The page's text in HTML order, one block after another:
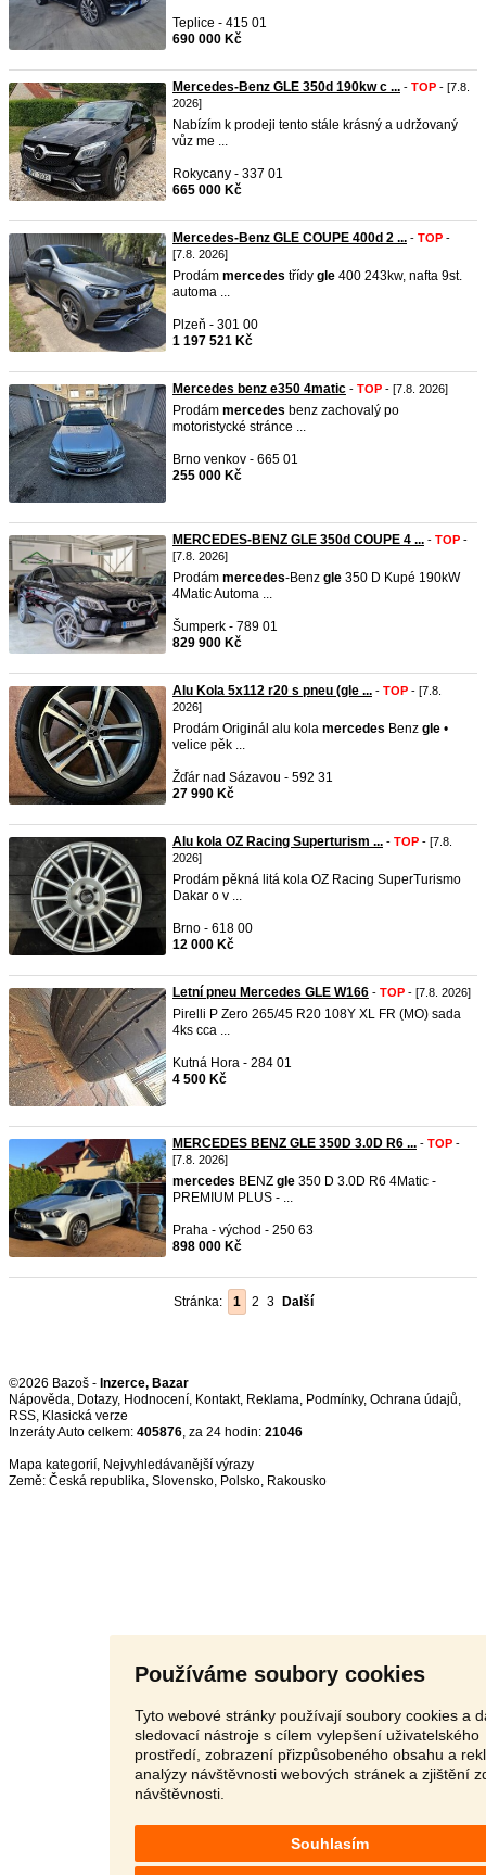
Používáme soubory cookies
Tyto webové stránky používají soubory cookies a
sledovací nástroje s cílem vylepšení uživatelského
prostředí, zobrazení přizpůsobeného obsahu a
analýzy návštěvnosti webových stránek a zjištění
návštěvnosti.
Souhlasím
Teplice - 415 01
690 000 Kč
Mercedes-Benz GLE 350d 190kw c ... - TOP - [7.8.
2026]
Nabízím k prodeji tento stále krásný a udržovaný
vůz me ...
Rokycany - 337 01
665 000 Kč
Mercedes-Benz GLE COUPE 400d 2 ... - TOP -
[7.8. 2026]
Prodám mercedes třídy gle 400 243kw, nafta 9st.
automa ...
Plzeň - 301 00
1 197 521 Kč
Mercedes benz e350 4matic - TOP - [7.8. 2026]
Prodám mercedes benz zachovalý po
motoristycké stránce ...
Brno venkov - 665 01
255 000 Kč
MERCEDES-BENZ GLE 350d COUPE 4 ... - TOP -
[7.8. 2026]
Prodám mercedes-Benz gle 350 D Kupé 190kW
4Matic Automa ...
Šumperk - 789 01
829 900 Kč
Alu Kola 5x112 r20 s pneu (gle ... - TOP - [7.8.
2026]
Prodám Originál alu kola mercedes Benz gle •
velice pěk ...
Žďár nad Sázavou - 592 31
27 990 Kč
Alu kola OZ Racing Superturism ... - TOP - [7.8.
2026]
Prodám pěkná litá kola OZ Racing SuperTurismo
Dakar o v ...
Brno - 618 00
12 000 Kč
Letní pneu Mercedes GLE W166 - TOP - [7.8. 2026]
Pirelli P Zero 265/45 R20 108Y XL FR (MO) sada
4ks cca ...
Kutná Hora - 284 01
4 500 Kč
MERCEDES BENZ GLE 350D 3.0D R6 ... - TOP -
[7.8. 2026]
mercedes BENZ gle 350 D 3.0D R6 4Matic -
PREMIUM PLUS - ...
Praha - východ - 250 63
898 000 Kč
Stránka: 1 2 3 Další
©2026 Bazoš - Inzerce, Bazar
Nápověda, Dotazy, Hodnocení, Kontakt, Reklama, Podmínky, Ochrana údajů,
RSS,
Inzeráty Auto celkem: 405876, za 24 hodin: 21046
Mapa kategorií, Nejvyhledávanější výrazy
Země: Česká republika, Slovensko, Polsko, Rakousko